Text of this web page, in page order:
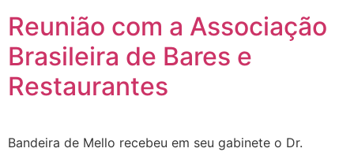
Reunião com a Associação
Brasileira de Bares e
Restaurantes
Bandeira de Mello recebeu em seu gabinete o Dr.